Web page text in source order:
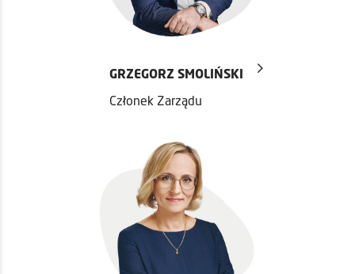
GRZEGORZ SMOLIŃSKI
Członek Zarządu